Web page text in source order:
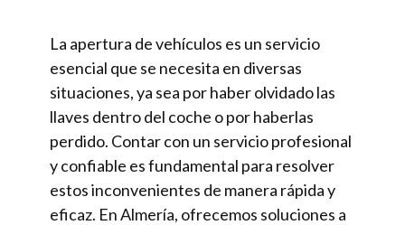
La apertura de vehículos es un servicio
esencial que se necesita en diversas
situaciones, ya sea por haber olvidado las
llaves dentro del coche o por haberlas
perdido. Contar con un servicio profesional
y confiable es fundamental para resolver
estos inconvenientes de manera rápida y
eficaz. En Almería, ofrecemos soluciones a